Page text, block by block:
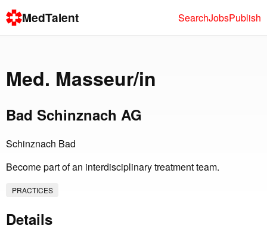
MedTalent SearchJobsPublish
Med. Masseur/in
Bad Schinznach AG
Schinznach Bad
Become part of an interdisciplinary treatment team.
PRACTICES
Details